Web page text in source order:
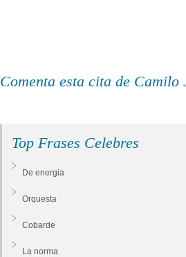
Comenta esta cita de Camilo
Top Frases Celebres
De energia
Orquesta
Cobarde
La norma